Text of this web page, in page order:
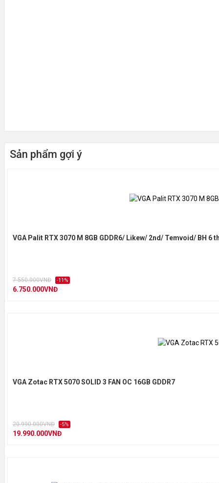
Sản phẩm gợi ý
VGA Palit RTX 3070 M 8GB GDDR6/ Likew/ 2nd/ Temvoid/ BH 6
7.550.000VNĐ -11%
6.750.000VNĐ
VGA Zotac RTX 5070 SOLID 3 FAN OC 16GB GDDR7
20.990.000VNĐ -5%
19.990.000VNĐ